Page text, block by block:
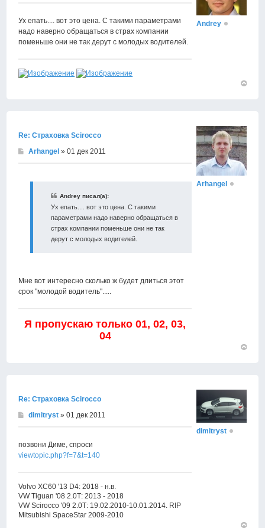
Ух епать.... вот это цена. С такими параметрами
надо наверно обращаться в страх компании
поменьше они не так дерут с молодых водителей.
Andrey
Re: Страховка Scirocco
Arhangel » 01 дек 2011
Andrey писал(а):
Ух епать.... вот это цена. С такими
параметрами надо наверно обращаться в
страх компании поменьше они не так
дерут с молодых водителей.
Мне вот интересно сколько ж будет длиться этот
срок "молодой водитель".....
Я пропускаю только 01, 02, 03,
04
Arhangel
Re: Страховка Scirocco
dimitryst » 01 дек 2011
позвони Диме, спроси
viewtopic.php?f=7&t=140
Volvo XC60 '13 D4: 2018 - н.в.
VW Tiguan '08 2.0Т: 2013 - 2018
VW Scirocco '09 2.0Т: 19.02.2010-10.01.2014. RIP
Mitsubishi SpaceStar 2009-2010
dimitryst